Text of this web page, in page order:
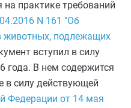
практике требований
N 161 "Об
животных, подлежащих
вступил в силу
года. В нем содержится
в силу действующей
Федерации от 14 мая